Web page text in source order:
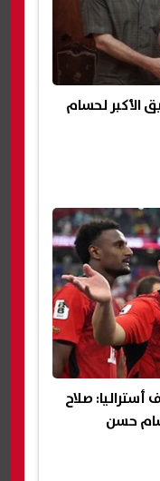
الأكبر لحسام
صلاح
حسن